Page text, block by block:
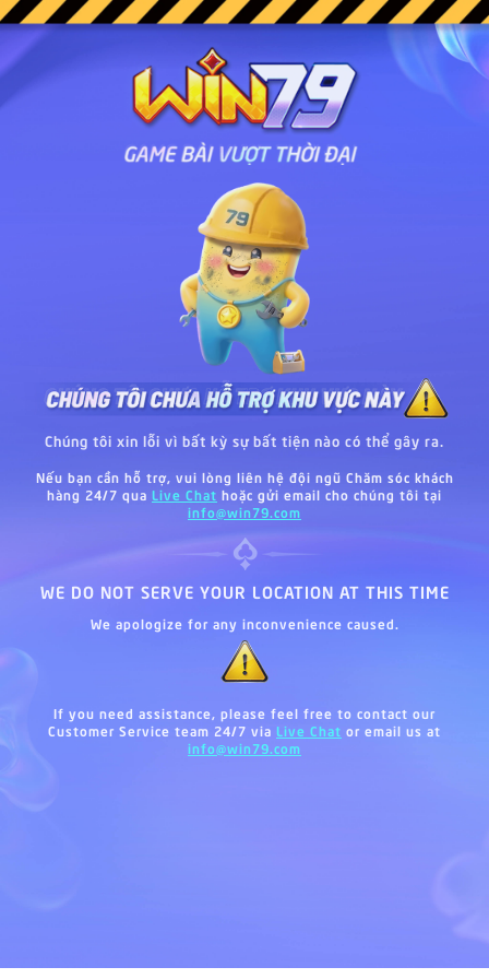
Chúng tôi xin lỗi vì bất kỳ sự bất tiện nào có thể gây ra.
Nếu bạn cần hỗ trợ, vui lòng liên hệ đội ngũ Chăm sóc khách
hàng 24/7 qua Live Chat hoặc gửi email cho chúng tôi tại
info@win79.com
WE DO NOT SERVE YOUR LOCATION AT THIS TIME
We apologize for any inconvenience caused.
If you need assistance, please feel free to contact our
Customer Service team 24/7 via Live Chat or email us at
info@win79.com